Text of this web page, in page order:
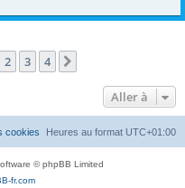
2 3 4
Aller à
Heures au format UTC+01:00
cookies
© phpBB Limited
fr.com